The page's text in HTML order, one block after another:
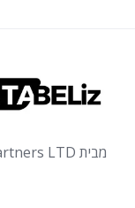
מבית Tabello Partners LTD